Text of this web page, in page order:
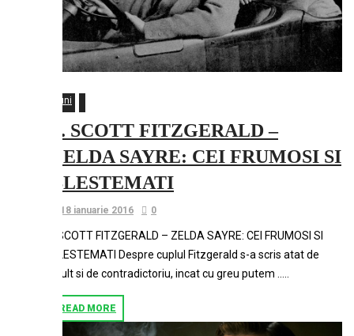
Luni
F. SCOTT FITZGERALD –
ZELDA SAYRE: CEI FRUMOSI SI
BLESTEMATI
18 ianuarie 2016 0
F.SCOTT FITZGERALD – ZELDA SAYRE: CEI FRUMOSI SI
BLESTEMATI Despre cuplul Fitzgerald s-a scris atat de
mult si de contradictoriu, incat cu greu putem …..
READ MORE